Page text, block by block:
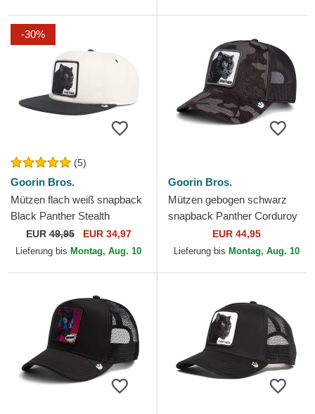
-30%
(5)
Goorin Bros.
Mützen flach weiß snapback
Black Panther Stealth
Explorer The Farm Flats The
Farm Goorin Bros.
EUR49,95 EUR 34,97
Lieferung bis Montag, Aug. 10
Goorin Bros.
Mützen gebogen schwarz
snapback Panther Corduroy
Camo The Farm Goorin
Bros.
EUR 44,95
Lieferung bis Montag, Aug. 10